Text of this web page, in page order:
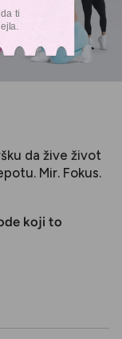
da žive život
Mir. Fokus.
koji to
ti